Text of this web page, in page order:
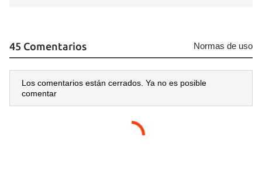
45 Comentarios Normas de uso
Los comentarios están cerrados. Ya no es posible
comentar